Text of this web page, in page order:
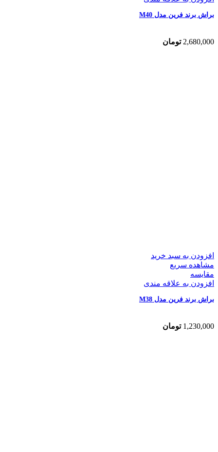
براش برند فرین مدل M40
2,680,000 تومان
افزودن به سبد خرید
مشاهده سریع
مقایسه
افزودن به علاقه مندی
براش برند فرین مدل M38
1,230,000 تومان